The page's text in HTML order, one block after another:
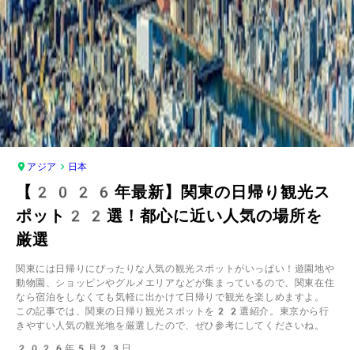
アジア 日本
【2026年最新】関東の日帰り観光ス
ポット22選！都心に近い人気の場所を
厳選
関東には日帰りにぴったりな人気の観光スポットがいっぱい！遊園地や
動物園、ショッピンやグルメエリアなどが集まっているので、関東在住
なら宿泊をしなくても気軽に出かけて日帰りで観光を楽しめますよ。
この記事では、関東の日帰り観光スポットを22選紹介。東京から行
きやすい人気の観光地を厳選したので、ぜひ参考にしてくださいね。